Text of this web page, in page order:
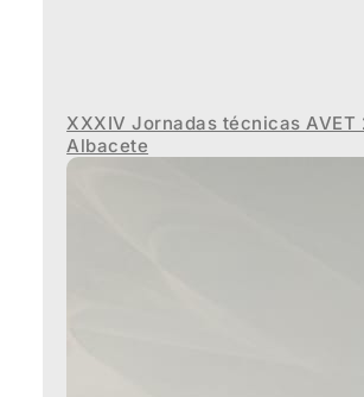
XXXIV Jornadas técnicas AVET
Albacete